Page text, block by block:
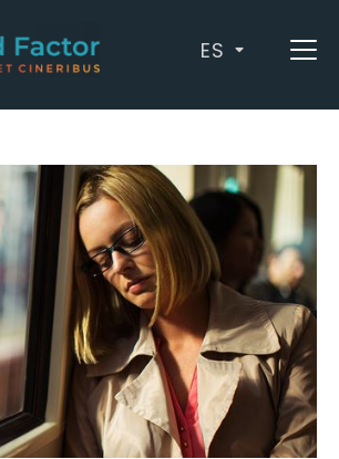
ES
agotamiento